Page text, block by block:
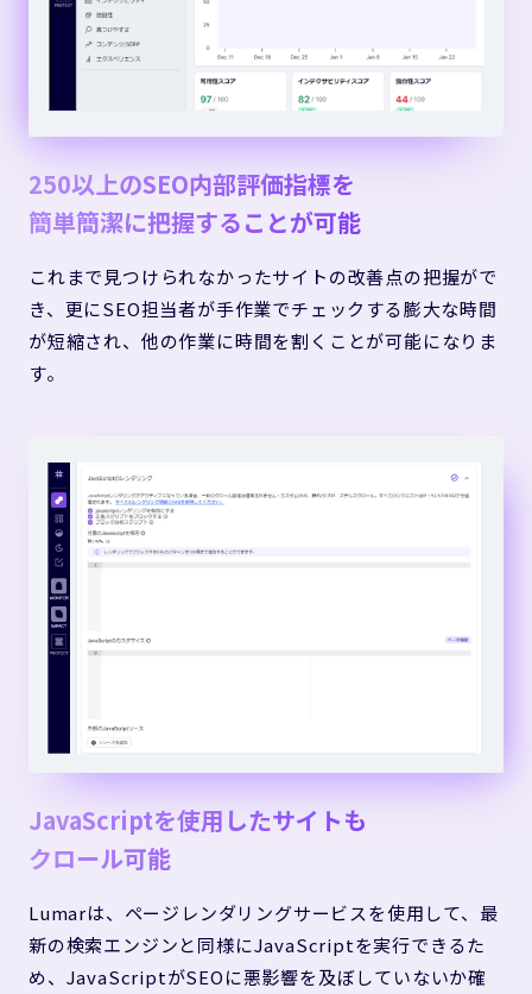
250以上のSEO内部評価指標を
簡単簡潔に把握することが可能
これまで見つけられなかったサイトの改善点の把握がで
き、更にSEO担当者が手作業でチェックする膨大な時間
が短縮され、他の作業に時間を割くことが可能になりま
す。
JavaScriptを使用したサイトも
クロール可能
Lumarは、ページレンダリングサービスを使用して、最
新の検索エンジンと同様にJavaScriptを実行できるた
め、JavaScriptがSEOに悪影響を及ぼしていないか確